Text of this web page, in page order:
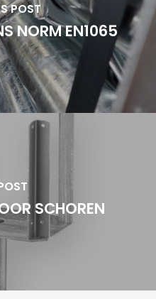
POST
NORM EN1065
SCHOREN